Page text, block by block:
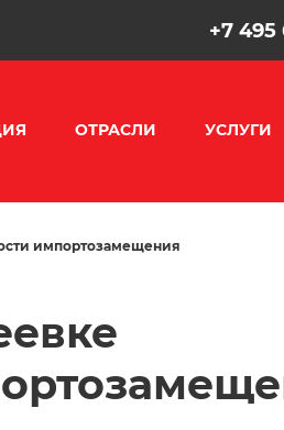
+7 495
ОТРАСЛИ УСЛУГИ
импортозамещения